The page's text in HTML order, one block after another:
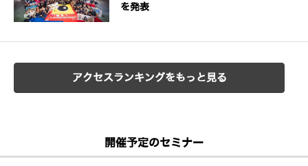
を発表
アクセスランキングをもっと見る
開催予定のセミナー